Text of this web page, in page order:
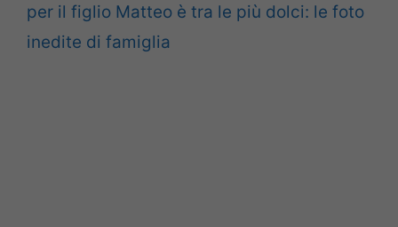
per il figlio Matteo è tra le più dolci: le foto
inedite di famiglia